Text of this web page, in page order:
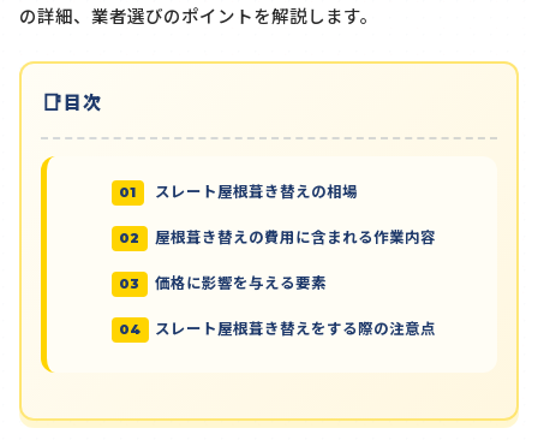
の詳細、業者選びのポイントを解説します。
目次
スレート屋根葺き替えの相場
屋根葺き替えの費用に含まれる作業内容
価格に影響を与える要素
スレート屋根葺き替えをする際の注意点